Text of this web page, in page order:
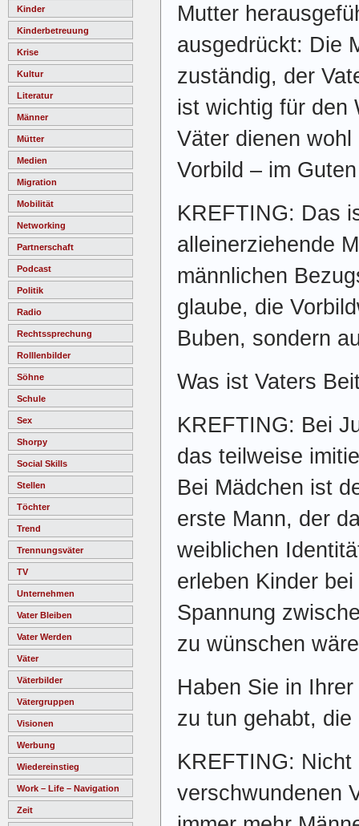
Kinder
Kinderbetreuung
Krise
Kultur
Literatur
Männer
Mütter
Medien
Migration
Mobilität
Networking
Partnerschaft
Podcast
Politik
Radio
Rechtssprechung
Rolllenbilder
Söhne
Schule
Sex
Shorpy
Social Skills
Stellen
Töchter
Trend
Trennungsväter
TV
Unternehmen
Vater Bleiben
Vater Werden
Väter
Väterbilder
Vätergruppen
Visionen
Werbung
Wiedereinstieg
Work – Life – Navigation
Zeit
Mutter
ausgedrückt: Die
zuständig, der
ist wichtig für den
Väter dienen
Vorbild – im
KREFTING: Das
alleinerziehende
männlichen
glaube, die
Buben, sondern
Was ist Vaters
KREFTING: Bei
das teilweise
Bei Mädchen ist
erste Mann, der
weiblichen
erleben Kinder
Spannung
zu wünschen
Haben Sie in
zu tun gehabt,
KREFTING: Nicht
verschwundenen